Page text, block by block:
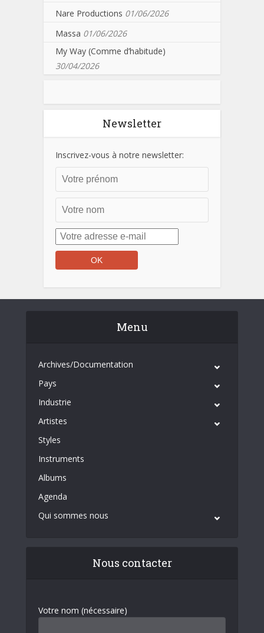
Nare Productions 01/06/2026
Massa 01/06/2026
My Way (Comme d’habitude)
30/04/2026
Newsletter
Inscrivez-vous à notre newsletter:
Menu
Archives/Documentation
Pays
Industrie
Artistes
Styles
Instruments
Albums
Agenda
Qui sommes nous
Nous contacter
Votre nom (nécessaire)